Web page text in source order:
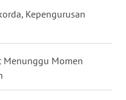
Kepengurusan
Menunggu Momen